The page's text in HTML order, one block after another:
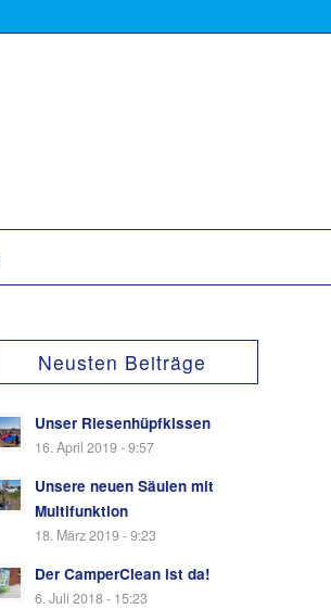
Neusten Beiträge
Unser Riesenhüpfkissen
16. April 2019 - 9:57
Unsere neuen Säulen mit
Multifunktion
18. März 2019 - 9:23
Der CamperClean ist da!
6. Juli 2018 - 15:23